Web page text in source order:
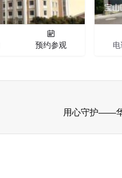
预约参观
宝山
用心守护——华